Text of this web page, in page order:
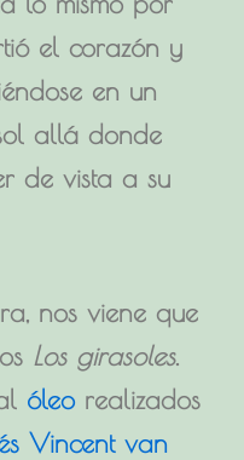
el corazón y
en un
allá donde
de vista a su
nos viene que
Los girasoles.
óleorealizados
Vincent van